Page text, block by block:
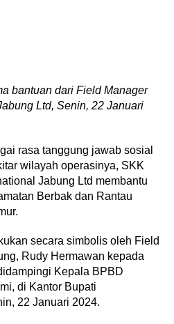
bantuan dari Field Manager
Ltd, Senin, 22 Januari
rasa tanggung jawab sosial
wilayah operasinya, SKK
Jabung Ltd membantu
Berbak dan Rantau
secara simbolis oleh Field
Rudy Hermawan kepada
Kepala BPBD
di Kantor Bupati
22 Januari 2024.